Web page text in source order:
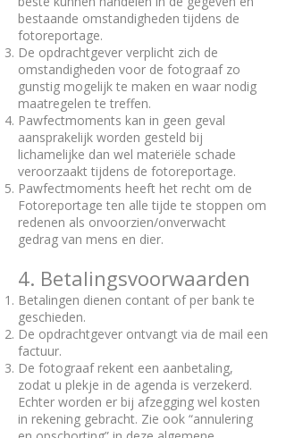
bestaande omstandigheden tijdens de
fotoreportage.
De opdrachtgever verplicht zich de
omstandigheden voor de fotograaf zo
gunstig mogelijk te maken en waar nodig
maatregelen te treffen.
Pawfectmoments kan in geen geval
aansprakelijk worden gesteld bij
lichamelijke dan wel materiële schade
veroorzaakt tijdens de fotoreportage.
Pawfectmoments heeft het recht om de
Fotoreportage ten alle tijde te stoppen om
redenen als onvoorzien/onverwacht
gedrag van mens en dier.
4. Betalingsvoorwaarden
Betalingen dienen contant of per bank te
geschieden.
De opdrachtgever ontvangt via de mail een
factuur.
De fotograaf rekent een aanbetaling,
zodat u plekje in de agenda is verzekerd.
Echter worden er bij afzegging wel kosten
in rekening gebracht. Zie ook “annulering